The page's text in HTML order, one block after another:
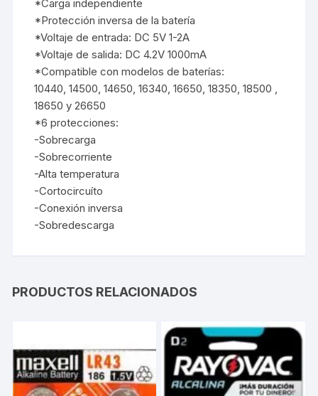
*Carga independiente
*Protección inversa de la batería
*Voltaje de entrada: DC 5V 1-2A
*Voltaje de salida: DC 4.2V 1000mA
*Compatible con modelos de baterías:
10440, 14500, 14650, 16340, 16650, 18350, 18500 ,
18650 y 26650
*6 protecciones:
-Sobrecarga
-Sobrecorriente
-Alta temperatura
-Cortocircuíto
-Conexión inversa
-Sobredescarga
PRODUCTOS RELACIONADOS